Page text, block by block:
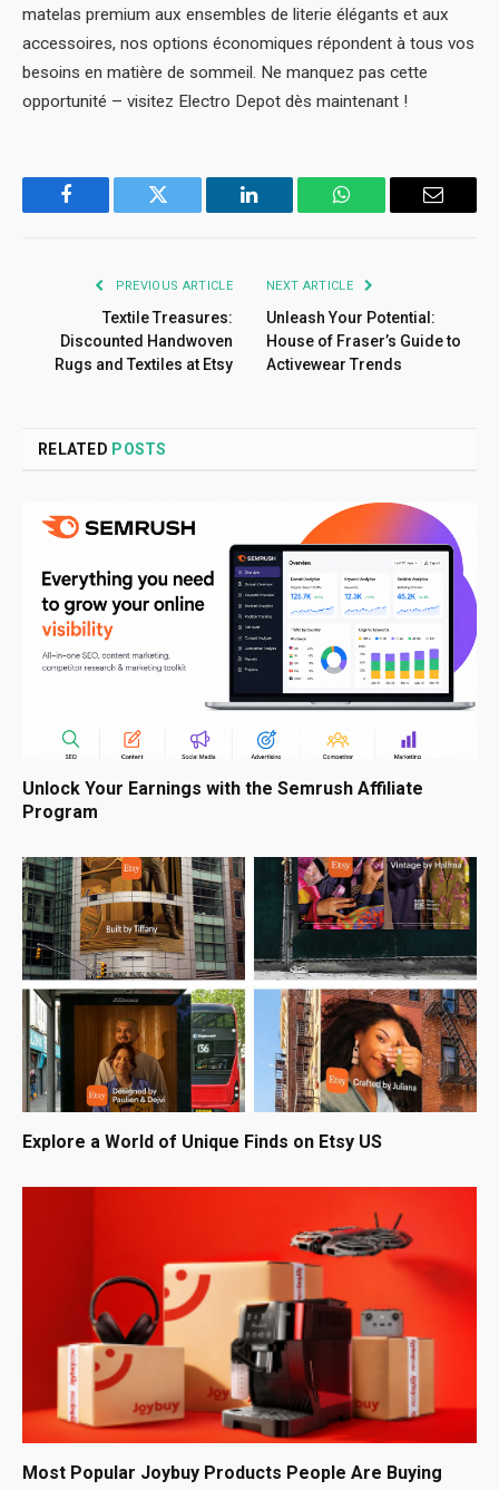
matelas premium aux ensembles de literie élégants et aux
accessoires, nos options économiques répondent à tous vos
besoins en matière de sommeil. Ne manquez pas cette
opportunité – visitez Electro Depot dès maintenant !
Facebook Twitter LinkedIn WhatsApp Email
PREVIOUS ARTICLE
Textile Treasures:
Discounted Handwoven
Rugs and Textiles at Etsy
NEXT ARTICLE
Unleash Your Potential:
House of Fraser’s Guide to
Activewear Trends
RELATED POSTS
Unlock Your Earnings with the Semrush Affiliate
Program
Explore a World of Unique Finds on Etsy US
Most Popular Joybuy Products People Are Buying